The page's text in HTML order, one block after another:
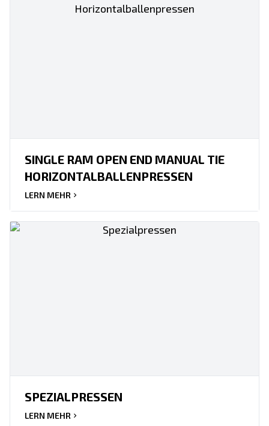
SINGLE RAM OPEN END MANUAL TIE
HORIZONTALBALLENPRESSEN
LERN MEHR
SPEZIALPRESSEN
LERN MEHR